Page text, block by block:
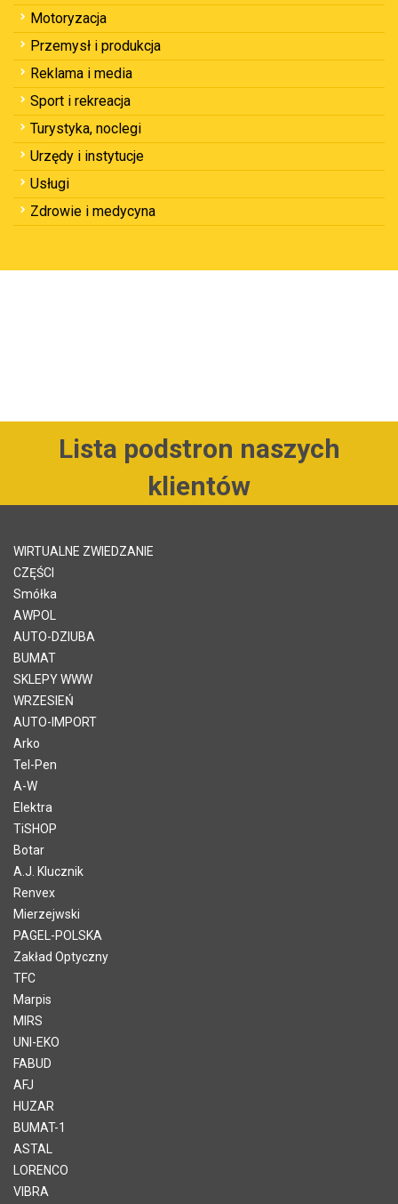
Motoryzacja
Przemysł i produkcja
Reklama i media
Sport i rekreacja
Turystyka, noclegi
Urzędy i instytucje
Usługi
Zdrowie i medycyna
Lista podstron naszych
klientów
WIRTUALNE ZWIEDZANIE
CZĘŚCI
Smółka
AWPOL
AUTO-DZIUBA
BUMAT
SKLEPY WWW
WRZESIEŃ
AUTO-IMPORT
Arko
Tel-Pen
A-W
Elektra
TiSHOP
Botar
A.J. Klucznik
Renvex
Mierzejwski
PAGEL-POLSKA
Zakład Optyczny
TFC
Marpis
MIRS
UNI-EKO
FABUD
AFJ
HUZAR
BUMAT-1
ASTAL
LORENCO
VIBRA